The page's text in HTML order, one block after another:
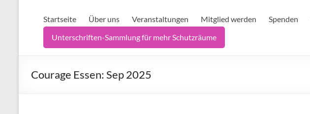
Startseite Über uns Veranstaltungen Mitglied werden Spenden
Unterschriften-Sammlung für mehr Schutzräume
Courage Essen: Sep 2025